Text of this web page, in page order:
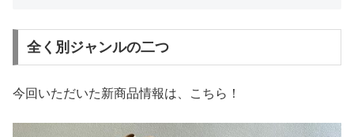
全く別ジャンルの二つ
今回いただいた新商品情報は、こちら！